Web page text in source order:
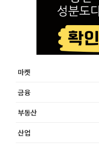
마켓
금융
부동산
산업